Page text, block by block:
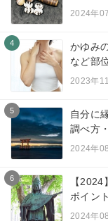
2024年
4
かゆみ
など部
2023年
5
自分に
調べ方
2024年
6
【
ポイン
2024年